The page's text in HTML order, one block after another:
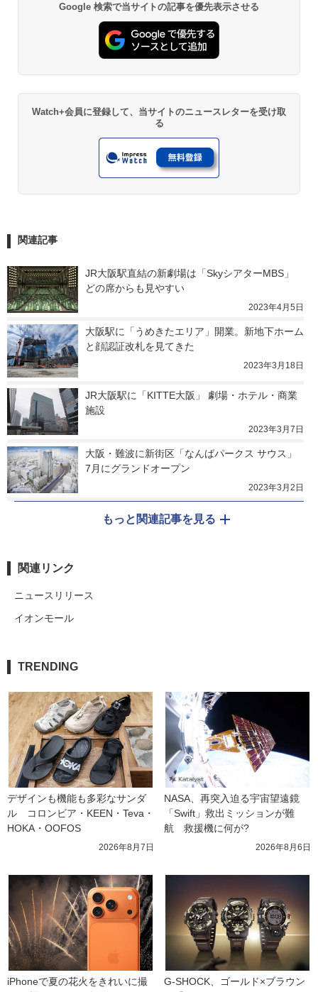
Google 検索で当サイトの記事を優先表示させる
Watch+会員に登録して、当サイトのニュースレターを受け取
る
関連記事
JR大阪駅直結の新劇場は「SkyシアターMBS」
どの席からも見やすい
2023年4月5日
大阪駅に「うめきたエリア」開業。新地下ホーム
と顔認証改札を見てきた
2023年3月18日
JR大阪駅に「KITTE大阪」 劇場・ホテル・商業
施設
2023年3月7日
大阪・難波に新街区「なんばパークス サウス」
7月にグランドオープン
2023年3月2日
もっと関連記事を見る
関連リンク
ニュースリリース
イオンモール
TRENDING
デザインも機能も多彩なサンダ
ル　コロンビア・KEEN・Teva・
HOKA・OOFOS
2026年8月7日
NASA、再突入迫る宇宙望遠鏡
「Swift」救出ミッションが難
航　救援機に何が?
2026年8月6日
iPhoneで夏の花火をきれいに撮
G-SHOCK、ゴールド×ブラウン